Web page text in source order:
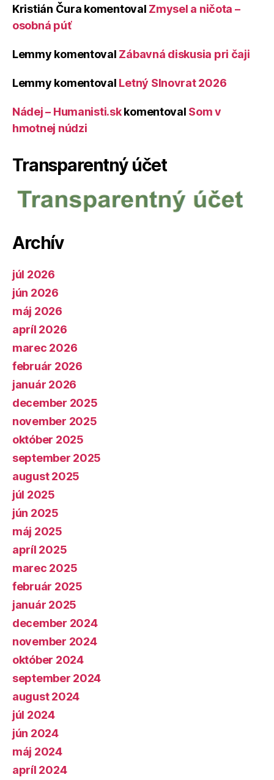
Kristián Čura komentoval Zmysel a ničota –
osobná púť
Lemmy komentoval Zábavná diskusia pri čaji
Lemmy komentoval Letný Slnovrat 2026
Nádej – Humanisti.skkomentoval Som v
hmotnej núdzi
Transparentný účet
Archív
júl 2026
jún 2026
máj 2026
apríl 2026
marec 2026
február 2026
január 2026
december 2025
november 2025
október 2025
september 2025
august 2025
júl 2025
jún 2025
máj 2025
apríl 2025
marec 2025
február 2025
január 2025
december 2024
november 2024
október 2024
september 2024
august 2024
júl 2024
jún 2024
máj 2024
apríl 2024